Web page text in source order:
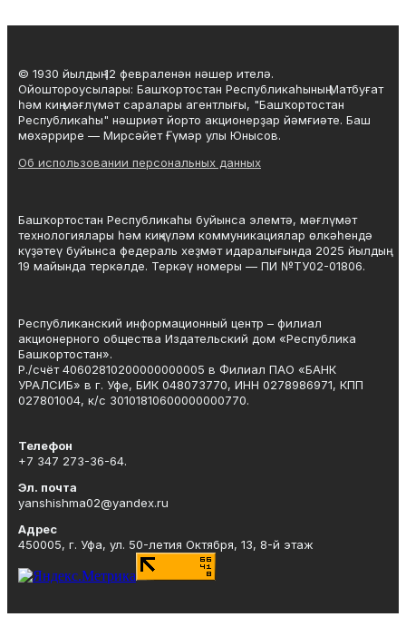
© 1930 йылдың 12 февраленән нәшер ителә.
Ойоштороусылары: Башҡортостан Республикаһының Матбуғат
һәм киң мәғлүмәт саралары агентлығы, "Башҡортостан
Республикаһы" нәшриәт йорто акционерҙар йәмғиәте. Баш
мөхәррире — Мирсәйет Ғүмәр улы Юнысов.
Об использовании персональных данных
Башҡортостан Республикаһы буйынса элемтә, мәғлүмәт
технологиялары һәм киңкүләм коммуникациялар өлкәһендә
күҙәтеү буйынса федераль хеҙмәт идаралығында 2025 йылдың
19 майында теркәлде. Теркәү номеры — ПИ №ТУ02-01806.
Республиканский информационный центр – филиал
акционерного общества Издательский дом «Республика
Башкортостан».
Р./счёт 40602810200000000005 в Филиал ПАО «БАНК
УРАЛСИБ» в г. Уфе, БИК 048073770, ИНН 0278986971, КПП
027801004, к/с 30101810600000000770.
Телефон
+7 347 273-36-64.
Эл. почта
yanshishma02@yandex.ru
Адрес
450005, г. Уфа, ул. 50-летия Октября, 13, 8-й этаж